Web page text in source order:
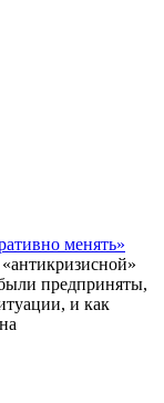
менять»
предприняты,
и как